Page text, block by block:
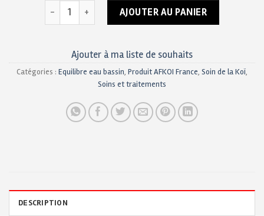
quantité de Kurīmu 30 Gr / Propolis - AFKOI France
AJOUTER AU PANIER
Ajouter à ma liste de souhaits
Catégories : Equilibre eau bassin, Produit AFKOI France, Soin de la Koï,
Soins et traitements
DESCRIPTION